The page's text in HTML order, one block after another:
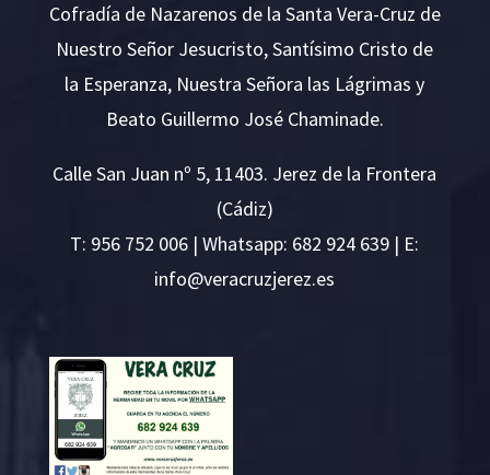
Cofradía de Nazarenos de la Santa Vera-Cruz de
Nuestro Señor Jesucristo, Santísimo Cristo de
la Esperanza, Nuestra Señora las Lágrimas y
Beato Guillermo José Chaminade.
Calle San Juan nº 5, 11403. Jerez de la Frontera
(Cádiz)
T: 956 752 006 | Whatsapp: 682 924 639 | E:
se.ze
rejzu
rcare
v@ofn
i